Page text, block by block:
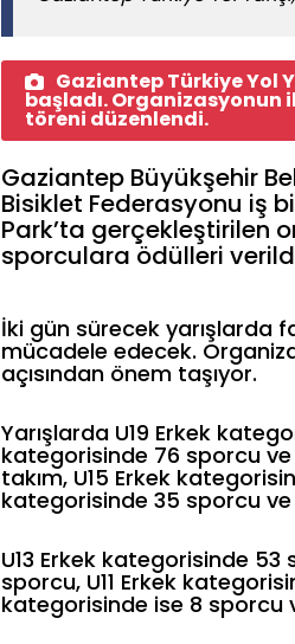
Gaziantep Türkiye Yol
başladı. Organizasyonun
töreni düzenlendi.
Gaziantep Büyükşehir
Bisiklet Federasyonu iş
Park’ta gerçekleştirilen
sporculara ödülleri
İki gün sürecek yarışlarda
mücadele edecek.
açısından önem taşıyor.
Yarışlarda U19 Erkek
kategorisinde 76 sporcu ve
takım, U15 Erkek
kategorisinde 35 sporcu ve
U13 Erkek kategorisinde 53
sporcu, U11 Erkek
kategorisinde ise 8 sporcu